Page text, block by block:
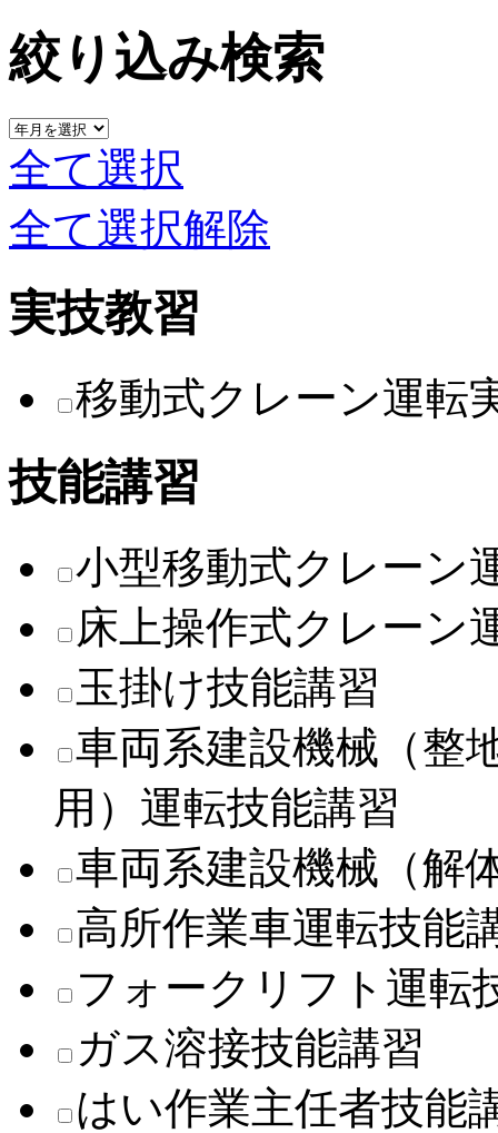
絞り込み検索
全て選択
全て選択解除
実技教習
移動式クレーン運転
技能講習
小型移動式クレーン
床上操作式クレーン
玉掛け技能講習
車両系建設機械（整
用）運転技能講習
車両系建設機械（解
高所作業車運転技能
フォークリフト運転
ガス溶接技能講習
はい作業主任者技能